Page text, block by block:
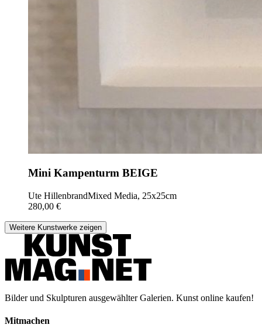
Mini Kampenturm BEIGE
Ute HillenbrandMixed Media, 25x25cm
280,00 €
Weitere Kunstwerke zeigen
Bilder und Skulpturen ausgewählter Galerien. Kunst online kaufen!
Mitmachen